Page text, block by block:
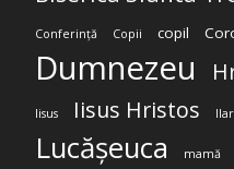
Conferință Copii copil
Dumnezeu
Iisus Iisus Hristos
Lucășeuca mamă